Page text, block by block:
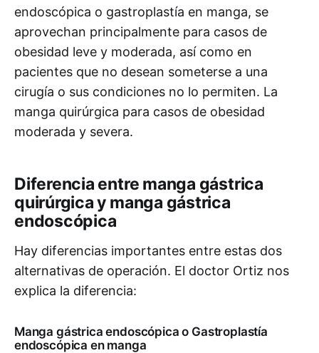
endoscópica o gastroplastía en manga, se
aprovechan principalmente para casos de
obesidad leve y moderada, así como en
pacientes que no desean someterse a una
cirugía o sus condiciones no lo permiten. La
manga quirúrgica para casos de obesidad
moderada y severa.
Diferencia entre manga gástrica
quirúrgica y manga gástrica
endoscópica
Hay diferencias importantes entre estas dos
alternativas de operación. El doctor Ortiz nos
explica la diferencia:
Manga gástrica endoscópica o Gastroplastía
endoscópica en manga